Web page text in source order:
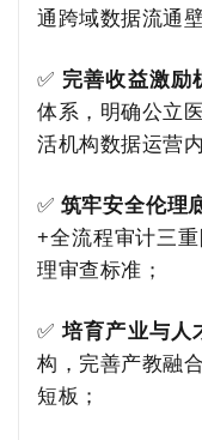
通跨域数据流通
✅ 完善收益激励
体系，明确公立
活机构数据运营
✅ 筑牢安全伦理
+全流程审计三
理审查标准；
✅ 培育产业与人
构，完善产教融
短板；